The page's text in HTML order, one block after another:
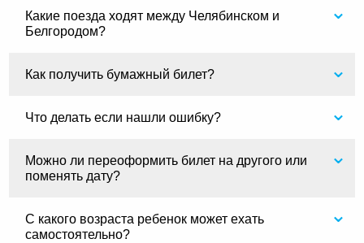
Какие поезда ходят между Челябинском и
Белгородом?
Как получить бумажный билет?
Что делать если нашли ошибку?
Можно ли переоформить билет на другого или
поменять дату?
С какого возраста ребенок может ехать
самостоятельно?